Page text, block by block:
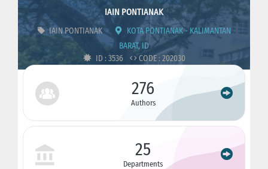
IAIN PONTIANAK
IAIN PONTIANAK
KOTA PONTIANAK - KALIMANTAN
BARAT, ID
ID : 3536
CODE : 202030
276
Authors
25
Departments